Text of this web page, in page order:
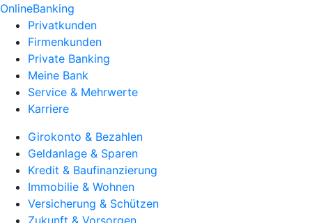
OnlineBanking
Privatkunden
Firmenkunden
Private Banking
Meine Bank
Service & Mehrwerte
Karriere
Girokonto & Bezahlen
Geldanlage & Sparen
Kredit & Baufinanzierung
Immobilie & Wohnen
Versicherung & Schützen
Zukunft & Vorsorgen